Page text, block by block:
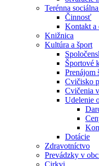
Terénna
Činnosť
Kontakt a
Knižnica
Kultúra a šport
Športové
Prenájom
Cvičisko
Cvičenia
Udelenie
Dotácie
Zdravotníctvo
Prevádzky v
Cirkvi